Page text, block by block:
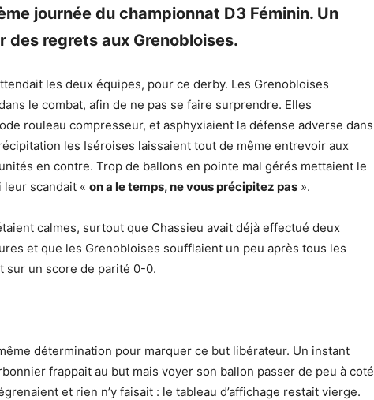
journée du championnat D3 Féminin. Un
des regrets aux Grenobloises.
les deux équipes, pour ce derby. Les Grenobloises
le combat, afin de ne pas se faire surprendre. Elles
rouleau compresseur, et asphyxiaient la défense adverse dans
les Iséroises laissaient tout de même entrevoir aux
en contre. Trop de ballons en pointe mal gérés mettaient le
scandait « on a le temps, ne vous précipitez pas ».
calmes, surtout que Chassieu avait déjà effectué deux
et que les Grenobloises soufflaient un peu après tous les
sur un score de parité 0-0.
détermination pour marquer ce but libérateur. Un instant
frappait au but mais voyer son ballon passer de peu à coté
et rien n’y faisait : le tableau d’affichage restait vierge.